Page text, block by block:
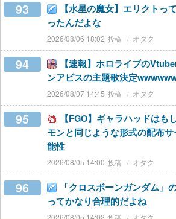
93
【水星の魔女】エリクトっ
ったんだよな
2026/08/06 18:02 オタク
94
【速報】ホロライブの
ンアビスの主題歌決定
2026/08/07 14:45 オタク
95
【FGO】ギャラハッドはも
モンと同じような形式の配布
能性
2026/08/05 14:00 オタク
96
「クロスボーンガンダム」
ってかなり合理的だよね
2026/08/05 14:02 オタク